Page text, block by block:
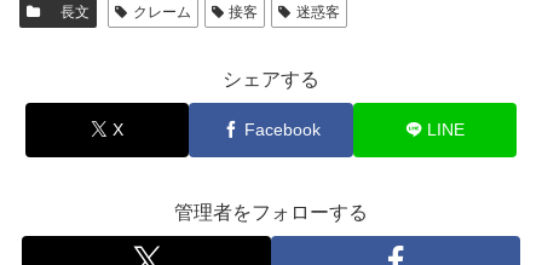
長文 クレーム 接客 迷惑客
シェアする
X Facebook LINE
管理者をフォローする